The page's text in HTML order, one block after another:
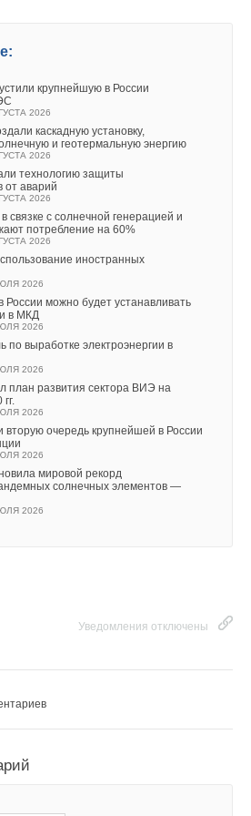
крупнейшую в России
2026
каскадную установку,
и геотермальную энергию
2026
технологию защиты
от аварий
2026
связке с солнечной генерацией и
потребление на 60%
2026
иностранных
2026
России можно будет устанавливать
в МКД
2026
по выработке электроэнергии в
2026
план развития сектора ВИЭ на
2026
вторую очередь крупнейшей в России
2026
мировой рекорд
солнечных элементов —
2026
Уведомления отключены
мест. «Здесь много говорилось о
систему работы по
генерации. Мне кажется, мы
путь на стыке энергосервиса
решений. Мы нашли компании,
поддержали, и сейчас очень
этот проект. В этом году
гибридных энергокомплексов.
будем реализовывать
автономных гибридных
мы две вещи объединим:
и делаем серийным эффективное
опытом реализации
ГОК для
в Хабаровском крае на базе
и теплоснабжения на 1000
в регион капитал, обеспечит
развитие всех слоев